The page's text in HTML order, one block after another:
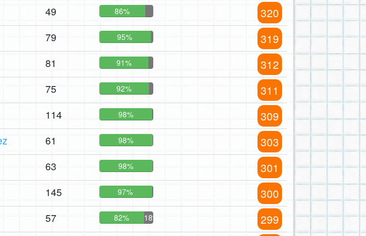
49 86% 320
79 95% 319
81 91% 312
75 92% 311
114 98% 309
61 98% 303
63 98% 301
145 97% 300
57 82% 18% 299